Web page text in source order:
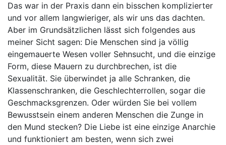
Das war in der Praxis dann ein bisschen komplizierter
und vor allem langwieriger, als wir uns das dachten.
Aber im Grundsätzlichen lässt sich folgendes aus
meiner Sicht sagen: Die Menschen sind ja völlig
eingemauerte Wesen voller Sehnsucht, und die einzige
Form, diese Mauern zu durchbrechen, ist die
Sexualität. Sie überwindet ja alle Schranken, die
Klassenschranken, die Geschlechterrollen, sogar die
Geschmacksgrenzen. Oder würden Sie bei vollem
Bewusstsein einem anderen Menschen die Zunge in
den Mund stecken? Die Liebe ist eine einzige Anarchie
und funktioniert am besten, wenn sich zwei